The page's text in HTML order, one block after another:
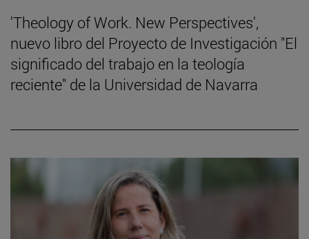
'Theology of Work. New Perspectives',
nuevo libro del Proyecto de Investigación "El
significado del trabajo en la teología
reciente" de la Universidad de Navarra